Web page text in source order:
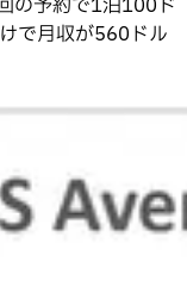
の予約で1泊100ド
で月収が560ドル